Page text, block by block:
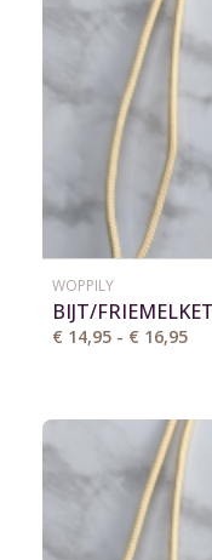
WOPPILY
BIJT/
€ 14,95 - € 16,95